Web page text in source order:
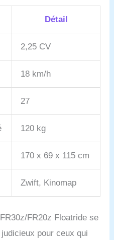
Détail
2,25 CV
18 km/h
27
120 kg
170 x 69 x 115 cm
Zwift, Kinomap
FR20z Floatride se
pour ceux qui